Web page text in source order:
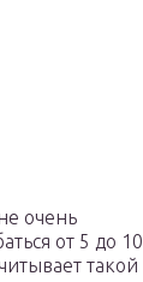
очень
от 5 до 10
такой